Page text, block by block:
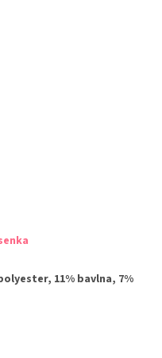
11% bavlna, 7%